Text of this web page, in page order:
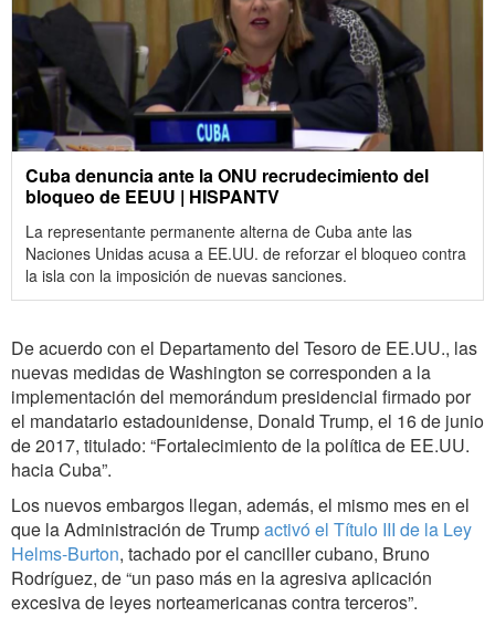
Cuba denuncia ante la ONU recrudecimiento del
bloqueo de EEUU | HISPANTV
La representante permanente alterna de Cuba ante las
Naciones Unidas acusa a EE.UU. de reforzar el bloqueo contra
la isla con la imposición de nuevas sanciones.
De acuerdo con el Departamento del Tesoro de EE.UU., las
nuevas medidas de Washington se corresponden a la
implementación del memorándum presidencial firmado por
el mandatario estadounidense, Donald Trump, el 16 de junio
de 2017, titulado: “Fortalecimiento de la política de EE.UU.
hacia Cuba”.
Los nuevos embargos llegan, además, el mismo mes en el
que la Administración de Trumpactivó el Título III de la Ley
Helms-Burton, tachado por el canciller cubano, Bruno
Rodríguez, de “un paso más en la agresiva aplicación
excesiva de leyes norteamericanas contra terceros”.